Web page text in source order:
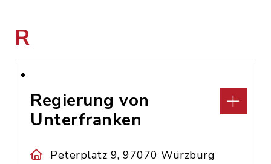
R
Regierung von
Unterfranken
Peterplatz 9, 97070 Würzburg